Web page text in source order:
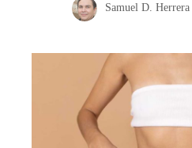
Samuel D. Herrera